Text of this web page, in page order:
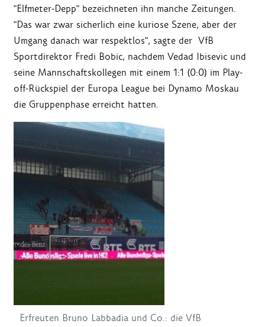
"Elfmeter-Depp" bezeichneten ihn manche Zeitungen.
"Das war zwar sicherlich eine kuriose Szene, aber der
Umgang danach war respektlos", sagte der VfB
Sportdirektor Fredi Bobic, nachdem Vedad Ibisevic und
seine Mannschaftskollegen mit einem 1:1 (0:0) im Play-
off-Rückspiel der Europa League bei Dynamo Moskau
die Gruppenphase erreicht hatten.
Erfreuten Bruno Labbadia und Co.: die VfB